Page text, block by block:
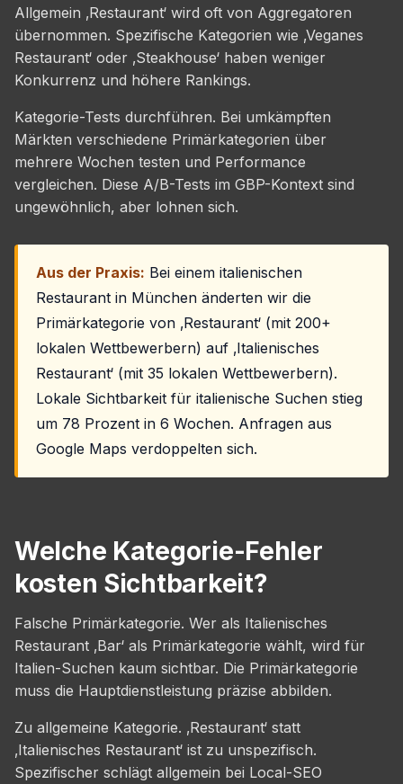
Allgemein ‚Restaurant‘ wird oft von Aggregatoren
übernommen. Spezifische Kategorien wie ‚Veganes
Restaurant‘ oder ‚Steakhouse‘ haben weniger
Konkurrenz und höhere Rankings.
Kategorie-Tests durchführen. Bei umkämpften
Märkten verschiedene Primärkategorien über
mehrere Wochen testen und Performance
vergleichen. Diese A/B-Tests im GBP-Kontext sind
ungewöhnlich, aber lohnen sich.
Aus der Praxis: Bei einem italienischen
Restaurant in München änderten wir die
Primärkategorie von ‚Restaurant‘ (mit 200+
lokalen Wettbewerbern) auf ‚Italienisches
Restaurant‘ (mit 35 lokalen Wettbewerbern).
Lokale Sichtbarkeit für italienische Suchen stieg
um 78 Prozent in 6 Wochen. Anfragen aus
Google Maps verdoppelten sich.
Welche Kategorie-Fehler
kosten Sichtbarkeit?
Falsche Primärkategorie. Wer als Italienisches
Restaurant ‚Bar‘ als Primärkategorie wählt, wird für
Italien-Suchen kaum sichtbar. Die Primärkategorie
muss die Hauptdienstleistung präzise abbilden.
Zu allgemeine Kategorie. ‚Restaurant‘ statt
‚Italienisches Restaurant‘ ist zu unspezifisch.
Spezifischer schlägt allgemein bei Local-SEO